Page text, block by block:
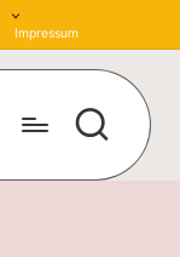
Impressum